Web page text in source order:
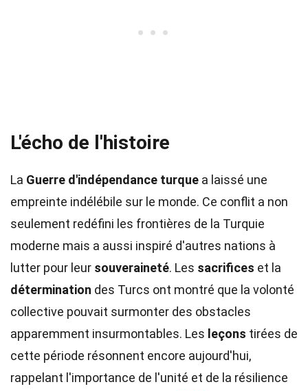
L'écho de l'histoire
La Guerre d'indépendance turque a laissé une
empreinte indélébile sur le monde. Ce conflit a non
seulement redéfini les frontières de la Turquie
moderne mais a aussi inspiré d'autres nations à
lutter pour leur souveraineté. Les sacrifices et la
détermination des Turcs ont montré que la volonté
collective pouvait surmonter des obstacles
apparemment insurmontables. Les leçons tirées de
cette période résonnent encore aujourd'hui,
rappelant l'importance de l'unité et de la résilience